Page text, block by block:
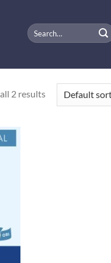
Search
for:
2 results